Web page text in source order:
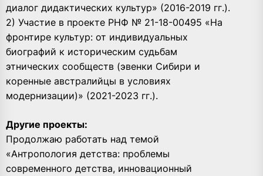
диалог дидактических культур» (2016-2019 гг.).
2) Участие в проекте РНФ № 21-18-00495 «На
фронтире культур: от индивидуальных
биографий к историческим судьбам
этнических сообществ (эвенки Сибири и
коренные австралийцы в условиях
модернизации)» (2021-2023 гг.).
Другие проекты:
Продолжаю работать над темой
«Антропология детства: проблемы
современного детства, инновационный